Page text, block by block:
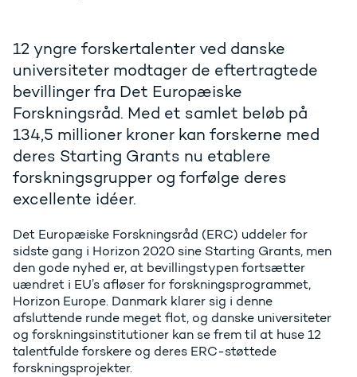
12 yngre forskertalenter ved danske
universiteter modtager de eftertragtede
bevillinger fra Det Europæiske
Forskningsråd. Med et samlet beløb på
134,5 millioner kroner kan forskerne med
deres Starting Grants nu etablere
forskningsgrupper og forfølge deres
excellente idéer.
Det Europæiske Forskningsråd (ERC) uddeler for
sidste gang i Horizon 2020 sine Starting Grants, men
den gode nyhed er, at bevillingstypen fortsætter
uændret i EU’s afløser for forskningsprogrammet,
Horizon Europe. Danmark klarer sig i denne
afsluttende runde meget flot, og danske universiteter
og forskningsinstitutioner kan se frem til at huse 12
talentfulde forskere og deres ERC-støttede
forskningsprojekter.